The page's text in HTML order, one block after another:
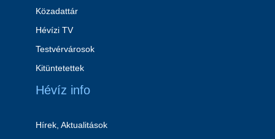
Közadattár
Hévízi TV
Testvérvárosok
Kitüntetettek
Hévíz info
Hírek, Aktualitások